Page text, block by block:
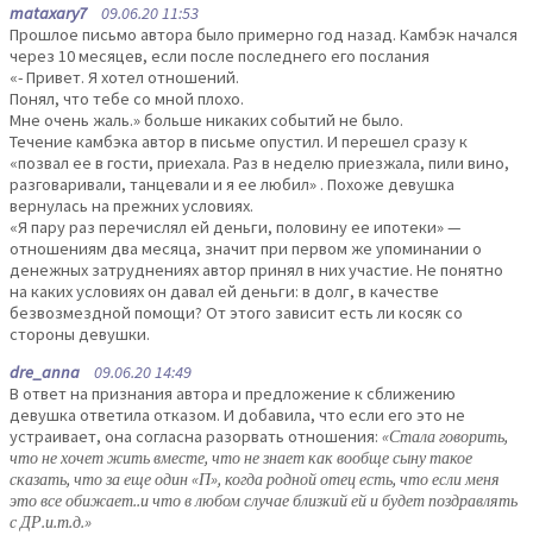
mataxary709.06.20 11:53
Прошлое письмо автора было примерно год назад. Камбэк начался
через 10 месяцев, если после последнего его послания
«- Привет. Я хотел отношений.
Понял, что тебе со мной плохо.
Мне очень жаль.» больше никаких событий не было.
Течение камбэка автор в письме опустил. И перешел сразу к
«позвал ее в гости, приехала. Раз в неделю приезжала, пили вино,
разговаривали, танцевали и я ее любил» . Похоже девушка
вернулась на прежних условиях.
«Я пару раз перечислял ей деньги, половину ее ипотеки» —
отношениям два месяца, значит при первом же упоминании о
денежных затруднениях автор принял в них участие. Не понятно
на каких условиях он давал ей деньги: в долг, в качестве
безвозмездной помощи? От этого зависит есть ли косяк со
стороны девушки.
dre_anna 09.06.20 14:49
В ответ на признания автора и предложение к сближению
девушка ответила отказом. И добавила, что если его это не
устраивает, она согласна разорвать отношения: «Стала говорить,
что не хочет жить вместе, что не знает как вообще сыну такое
сказать, что за еще один «П», когда родной отец есть, что если меня
это все обижает..и что в любом случае близкий ей и будет поздравлять
с ДР.и.т.д.»